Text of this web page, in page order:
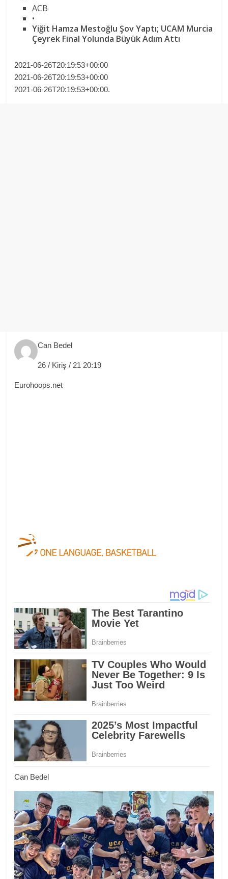
ACB
•
Yiğit Hamza Mestoğlu Şov Yaptı; UCAM Murcia
Çeyrek Final Yolunda Büyük Adım Attı
2021-06-26T20:19:53+00:00
2021-06-26T20:19:53+00:00
2021-06-26T20:19:53+00:00.
Can Bedel
26 / Kiriş / 21 20:19
Eurohoops.net
Can Bedel